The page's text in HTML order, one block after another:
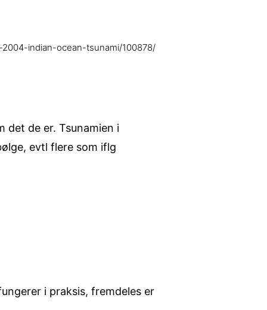
indian-ocean-tsunami/100878/
det de er. Tsunamien i
evtl flere som iflg
i praksis, fremdeles er